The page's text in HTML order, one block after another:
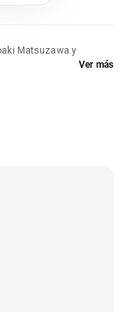
Matsuzawa y
Ver más